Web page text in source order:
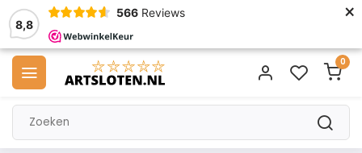
8,8
566 Reviews ×
0